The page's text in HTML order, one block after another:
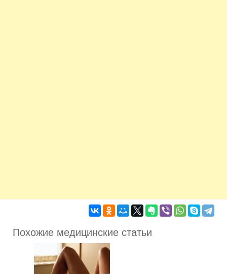
Похожие медицинские статьи